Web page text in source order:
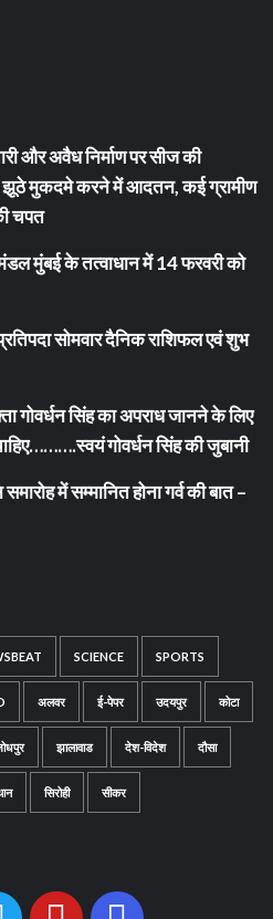
और अवैध निर्माण पर सीज की
के झूठे मुकदमे करने में आदतन, कई ग्रामीण
चपत
मुंबई के तत्वाधान में 14 फरवरी को
सोमवार दैनिक राशिफल एवं शुभ
गोवर्धन सिंह का अपराध जानने के लिए
गोवर्धन सिंह की जुबानी
में सम्मानित होना गर्व की बात –
SCIENCE SPORTS
अलवर ई-पेपर उदयपुर कोटा
झालावाड देश-विदेश दौसा
सिरोही सीकर